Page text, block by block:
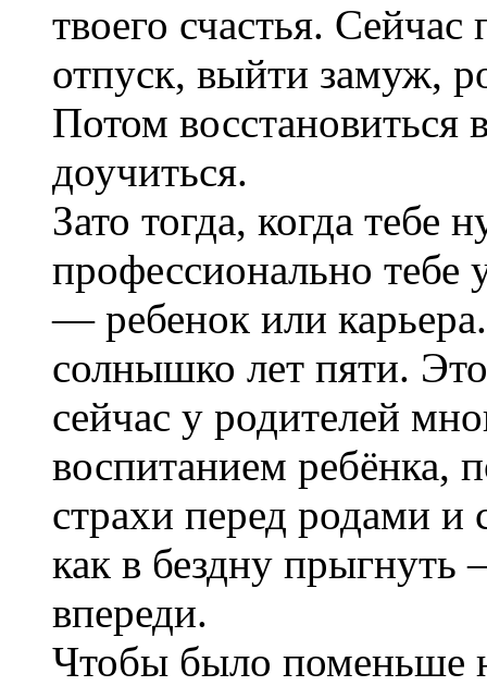
твоего счастья. Сейчас
отпуск, выйти замуж,
Потом восстановиться
доучиться.
Зато тогда, когда тебе
профессионально тебе
— ребенок или
солнышко лет пяти.
сейчас у родителей
воспитанием ребёнка,
страхи перед родами и
как в бездну прыгнуть
впереди.
Чтобы было поменьше